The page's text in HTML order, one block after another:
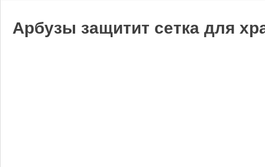
Арбузы защитит сетка для